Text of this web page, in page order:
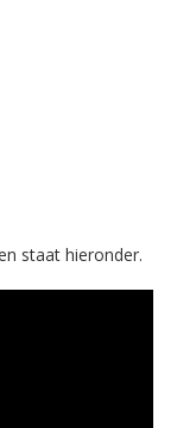
staat hieronder.